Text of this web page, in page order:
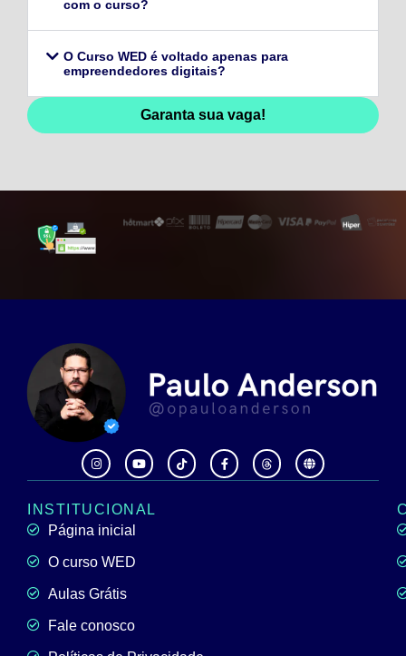
com o curso?
O Curso WED é voltado apenas para
empreendedores digitais?
Garanta sua vaga!
INSTITUCIONAL
Página inicial
O curso WED
Aulas Grátis
Fale conosco